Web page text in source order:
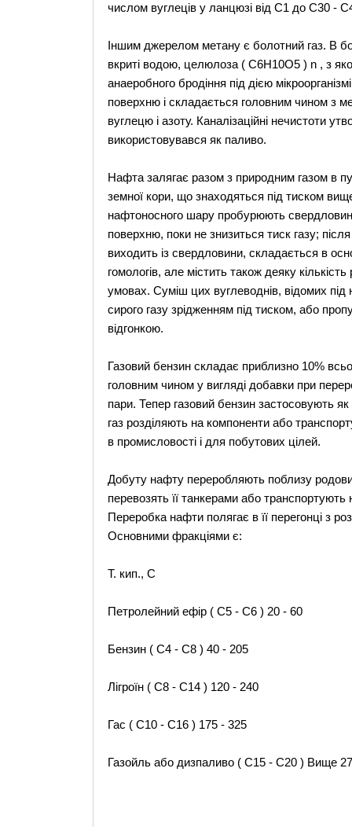
числом вуглеців у ланцюзі від С1 до С30 -
Іншим джерелом метану є болотний газ. В
вкриті водою, целюлоза ( С6Н10О5 ) n , з
анаеробного бродіння під дією
поверхню і складається головним чином з
вуглецю і азоту. Каналізаційні нечистоти
використовувався як паливо.
Нафта залягає разом з природним газом в
земної кори, що знаходяться під тиском
нафтоносного шару пробурюють
поверхню, поки не знизиться тиск газу;
виходить із свердловини, складається в
гомологів, але містить також деяку
умовах. Суміш цих вуглеводнів, відомих
сирого газу зрідженням під тиском, або
відгонкою.
Газовий бензин складає приблизно 10%
головним чином у вигляді добавки при
пари. Тепер газовий бензин застосовують
газ розділяють на компоненти або
в промисловості і для побутових цілей.
Добуту нафту переробляють поблизу
перевозять її танкерами або
Переробка нафти полягає в її перегонці з
Основними фракціями є:
Т. кип., С
Петролейний ефір ( С5 - С6 ) 20 - 60
Бензин ( С4 - С8 ) 40 - 205
Лігроїн ( С8 - С14 ) 120 - 240
Гас ( С10 - С16 ) 175 - 325
Газойль або дизпаливо ( С15 - С20 ) Вище